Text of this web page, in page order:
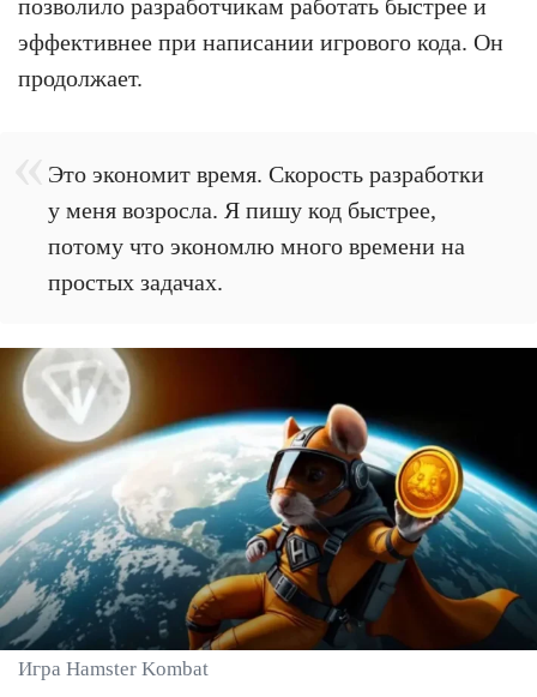
позволило разработчикам работать быстрее и
эффективнее при написании игрового кода. Он
продолжает.
Это экономит время. Скорость разработки
у меня возросла. Я пишу код быстрее,
потому что экономлю много времени на
простых задачах.
Игра Hamster Kombat